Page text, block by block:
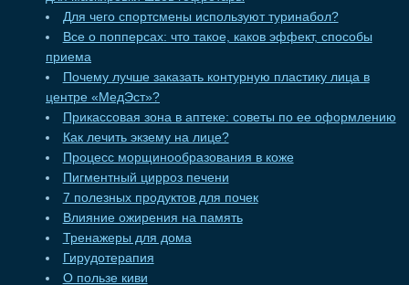
Для чего спортсмены используют туринабол?
Все о попперсах: что такое, каков эффект, способы
приема
Почему лучше заказать контурную пластику лица в
центре «МедЭст»?
Прикассовая зона в аптеке: советы по ее оформлению
Как лечить экзему на лице?
Процесс морщинообразования в коже
Пигментный цирроз печени
7 полезных продуктов для почек
Влияние ожирения на память
Тренажеры для дома
Гирудотерапия
О пользе киви